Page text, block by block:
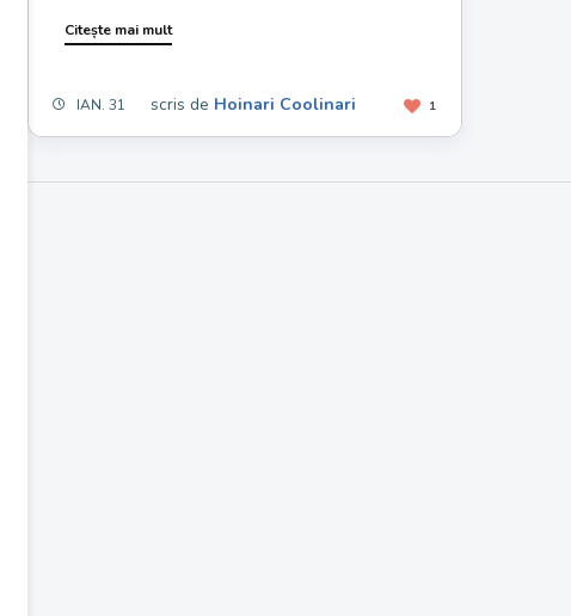
Citește mai mult
IAN. 31 1
scris de Hoinari Coolinari